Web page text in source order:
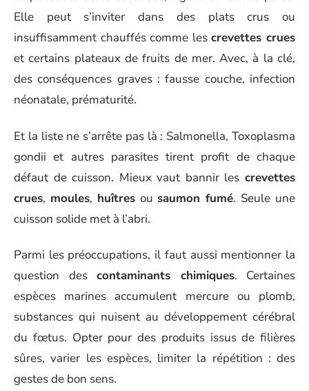
Elle peut s’inviter dans des plats crus ou
insuffisamment chauffés comme lescrevettes crues
et certains plateaux de fruits de mer. Avec, à la clé,
des conséquences graves : fausse couche, infection
néonatale, prématurité.
Et la liste ne s’arrête pas là : Salmonella, Toxoplasma
gondii et autres parasites tirent profit de chaque
défaut de cuisson. Mieux vaut bannir les crevettes
crues, moules, huîtresou saumon fumé. Seule une
cuisson solide met à l’abri.
Parmi les préoccupations, il faut aussi mentionner la
question des contaminants chimiques. Certaines
espèces marines accumulent mercure ou plomb,
substances qui nuisent au développement cérébral
du fœtus. Opter pour des produits issus de filières
sûres, varier les espèces, limiter la répétition : des
gestes de bon sens.